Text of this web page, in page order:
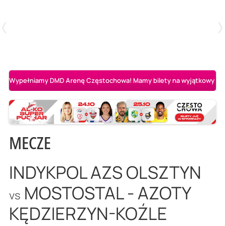
Wypełniamy DMD Arenę Częstochowa! Mamy bilety na wyjątkowy
MECZE
INDYKPOL AZS OLSZTYN
vs MOSTOSTAL - AZOTY
KĘDZIERZYN-KOŹLE